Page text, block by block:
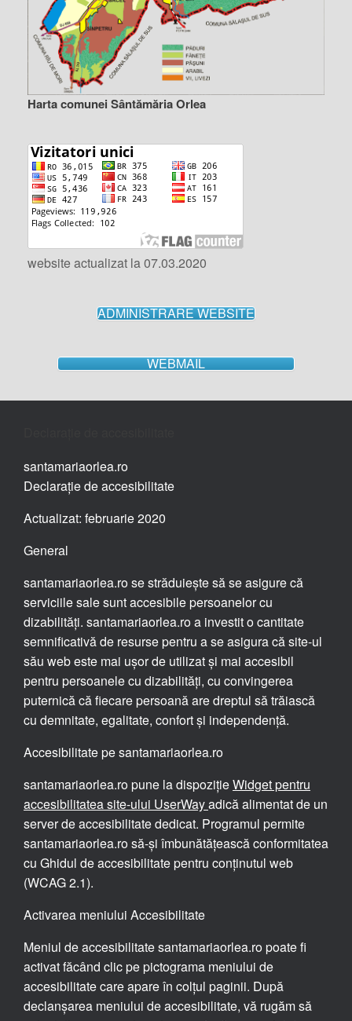
Harta comunei Sântămăria Orlea
website actualizat la 07.03.2020
ADMINISTRARE WEBSITE
WEBMAIL
santamariaorlea.ro
Declarație de accesibilitate
Actualizat: februarie 2020
General
santamariaorlea.ro se străduiește să se asigure că
serviciile sale sunt accesibile persoanelor cu
dizabilități. santamariaorlea.ro a investit o cantitate
semnificativă de resurse pentru a se asigura că site-ul
său web este mai ușor de utilizat și mai accesibil
pentru persoanele cu dizabilități, cu convingerea
puternică că fiecare persoană are dreptul să trăiască
cu demnitate, egalitate, confort și independență.
Accesibilitate pe santamariaorlea.ro
santamariaorlea.ro pune la dispozițieWidget pentru
accesibilitatea site-ului UserWayadică alimentat de un
server de accesibilitate dedicat. Programul permite
santamariaorlea.ro să-și îmbunătățească conformitatea
cu Ghidul de accesibilitate pentru conținutul web
(WCAG 2.1).
Activarea meniului Accesibilitate
Meniul de accesibilitate santamariaorlea.ro poate fi
activat făcând clic pe pictograma meniului de
accesibilitate care apare în colțul paginii. După
declanșarea meniului de accesibilitate, vă rugăm să